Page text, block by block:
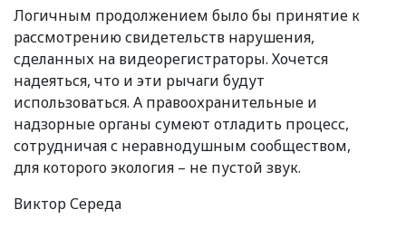
Логичным продолжением было бы принятие к
рассмотрению свидетельств нарушения,
сделанных на видеорегистраторы. Хочется
надеяться, что и эти рычаги будут
использоваться. А правоохранительные и
надзорные органы сумеют отладить процесс,
сотрудничая с неравнодушным сообществом,
для которого экология – не пустой звук.
Виктор Середа